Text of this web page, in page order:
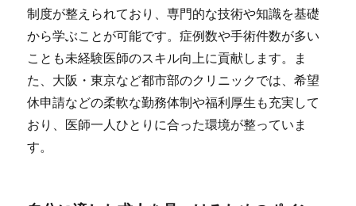
制度が整えられており、専門的な技術や知識を基礎
から学ぶことが可能です。症例数や手術件数が多い
ことも未経験医師のスキル向上に貢献します。ま
た、大阪・東京など都市部のクリニックでは、希望
休申請などの柔軟な勤務体制や福利厚生も充実して
おり、医師一人ひとりに合った環境が整っていま
す。